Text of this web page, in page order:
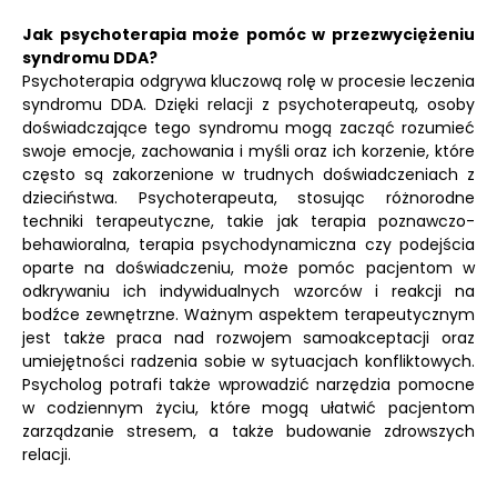
Jak psychoterapia może pomóc w przezwyciężeniu
syndromu DDA?
Psychoterapia odgrywa kluczową rolę w procesie leczenia
syndromu DDA. Dzięki relacji z psychoterapeutą, osoby
doświadczające tego syndromu mogą zacząć rozumieć
swoje emocje, zachowania i myśli oraz ich korzenie, które
często są zakorzenione w trudnych doświadczeniach z
dzieciństwa. Psychoterapeuta, stosując różnorodne
techniki terapeutyczne, takie jak terapia poznawczo-
behawioralna, terapia psychodynamiczna czy podejścia
oparte na doświadczeniu, może pomóc pacjentom w
odkrywaniu ich indywidualnych wzorców i reakcji na
bodźce zewnętrzne. Ważnym aspektem terapeutycznym
jest także praca nad rozwojem samoakceptacji oraz
umiejętności radzenia sobie w sytuacjach konfliktowych.
Psycholog potrafi także wprowadzić narzędzia pomocne
w codziennym życiu, które mogą ułatwić pacjentom
zarządzanie stresem, a także budowanie zdrowszych
relacji.